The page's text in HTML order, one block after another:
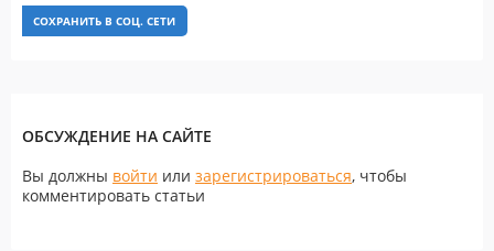
СОХРАНИТЬ В СОЦ. СЕТИ
ОБСУЖДЕНИЕ НА САЙТЕ
Вы должны войти или зарегистрироваться, чтобы
комментировать статьи